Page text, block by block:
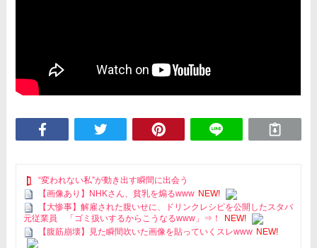
“変われない私”が動き出す瞬間に出会う
【画像あり】NHKさん、貧乳を煽るwww NEW!
【大惨事】解雇された腹いせに、ドリンクレシピを公開したスタバ
元従業員 「ゴミ扱いするからこうなるwww」⇒！
NEW!
【腹筋崩壊】見た瞬間吹いた画像を貼っていくスレwww NEW!